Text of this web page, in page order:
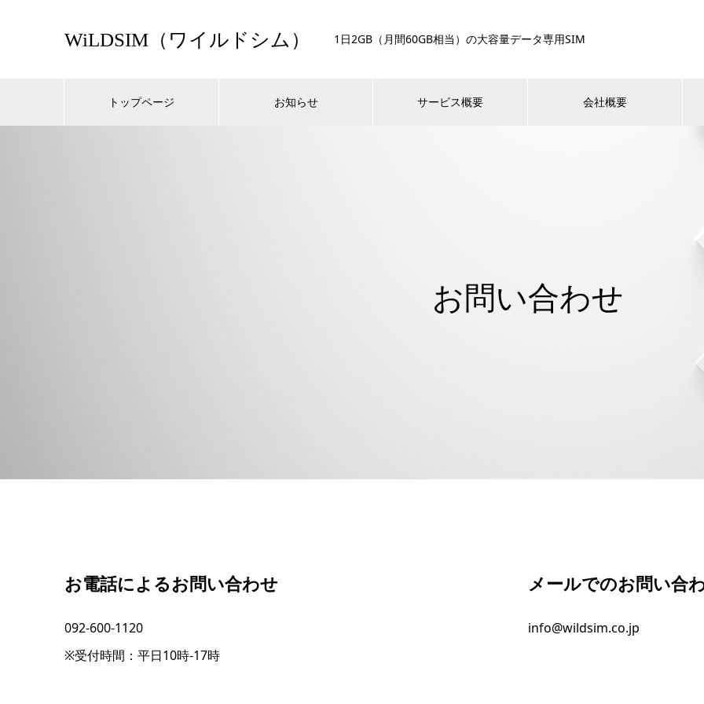
WiLDSIM（ワイルドシム） 1日2GB（月間60GB相当）の大容量データ専用SIM
トップページ お知らせ サービス概要 会社概要
お問い合わせ
お電話によるお問い合わせ
092-600-1120
※受付時間：平日10時-17時
メールでのお問い合
info@wildsim.co.jp